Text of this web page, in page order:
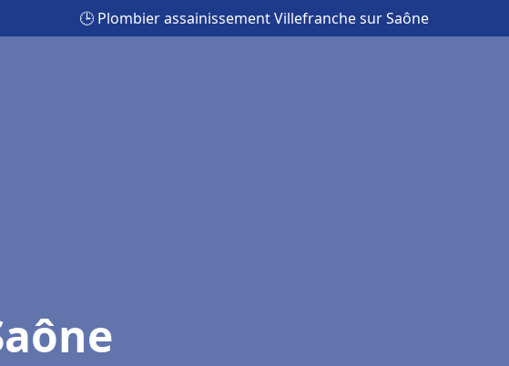
🕒 Plombier assainissement Villefranche sur Saône